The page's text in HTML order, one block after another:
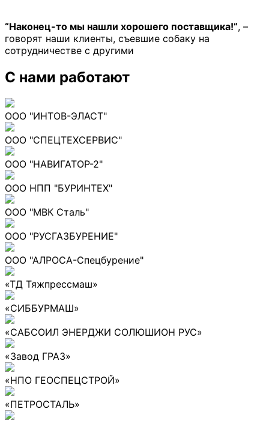
“Наконец-то мы нашли хорошего поставщика!”, –
говорят наши клиенты, съевшие собаку на
сотрудничестве с другими
С нами работают
ООО "ИНТОВ-ЭЛАСТ"
ООО "СПЕЦТЕХСЕРВИС"
ООО "НАВИГАТОР-2"
ООО НПП "БУРИНТЕХ"
ООО "МВК Сталь"
ООО "РУСГАЗБУРЕНИЕ"
ООО "АЛРОСА-Спецбурение"
«ТД Тяжпрессмаш»
«СИББУРМАШ»
«САБСОИЛ ЭНЕРДЖИ СОЛЮШИОН РУС»
«Завод ГРАЗ»
«НПО ГЕОСПЕЦСТРОЙ»
«ПЕТРОСТАЛЬ»